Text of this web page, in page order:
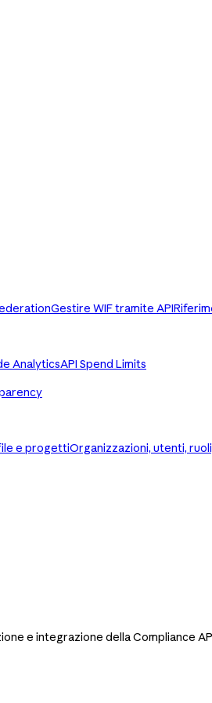
Gestire WIF tramite API
AnalyticsAPI Spend Limits
e progettiOrganizzazioni, utenti,
e integrazione della Compliance